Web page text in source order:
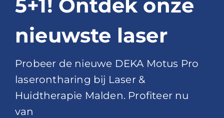
5+1! Ontdek onze
nieuwste laser
Probeer de nieuwe DEKA Motus Pro
laserontharing bij Laser &
Huidtherapie Malden. Profiteer nu
van